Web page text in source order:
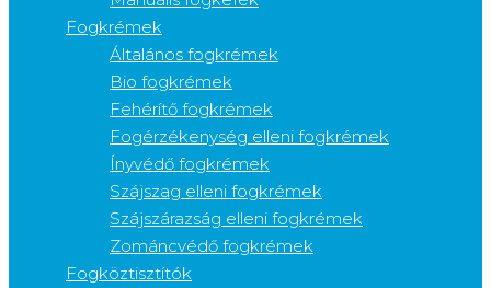
Fogkrémek
Általános fogkrémek
Bio fogkrémek
Fehérítő fogkrémek
Fogérzékenység elleni fogkrémek
Ínyvédő fogkrémek
Szájszag elleni fogkrémek
Szájszárazság elleni fogkrémek
Zománcvédő fogkrémek
Fogköztisztítók